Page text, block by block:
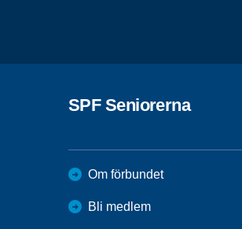
SPF Seniorerna
Om förbundet
Bli medlem